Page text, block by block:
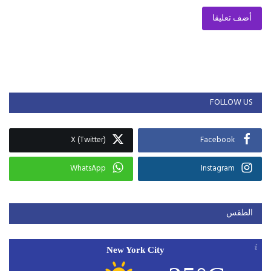
أضف تعليقا
FOLLOW US
Facebook
X (Twitter)
Instagram
WhatsApp
الطقس
New York City